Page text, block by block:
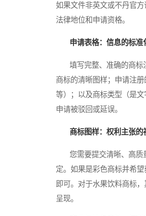
如果文件非英文或不丹官
法律地位和申请资格。
申请表格：信息的标准
填写完整、准确的商标注
商标的清晰图样；申请注
等）；以及商标类型（是
申请被驳回或延误。
商标图样：权利主张的
您需要提交清晰、高质
定。如果是彩色商标并希
即可。对于水果饮料商标
呈现。